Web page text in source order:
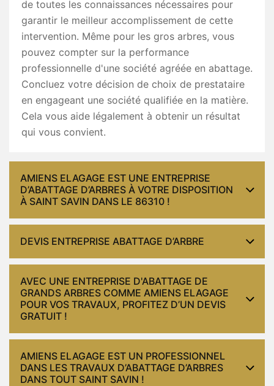
de toutes les connaissances nécessaires pour
garantir le meilleur accomplissement de cette
intervention. Même pour les gros arbres, vous
pouvez compter sur la performance
professionnelle d'une société agréée en abattage.
Concluez votre décision de choix de prestataire
en engageant une société qualifiée en la matière.
Cela vous aide légalement à obtenir un résultat
qui vous convient.
AMIENS ELAGAGE EST UNE ENTREPRISE
D’ABATTAGE D’ARBRES À VOTRE DISPOSITION
À SAINT SAVIN DANS LE 86310 !
DEVIS ENTREPRISE ABATTAGE D’ARBRE
AVEC UNE ENTREPRISE D'ABATTAGE DE
GRANDS ARBRES COMME AMIENS ELAGAGE
POUR VOS TRAVAUX, PROFITEZ D’UN DEVIS
GRATUIT !
AMIENS ELAGAGE EST UN PROFESSIONNEL
DANS LES TRAVAUX D’ABATTAGE D’ARBRES
DANS TOUT SAINT SAVIN !